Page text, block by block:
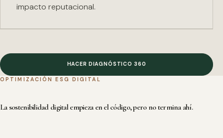
impacto reputacional.
HACER DIAGNÓSTICO 360
OPTIMIZACIÓN ESG DIGITAL
La sostenibilidad digital empieza en el código, pero no termina ahí.